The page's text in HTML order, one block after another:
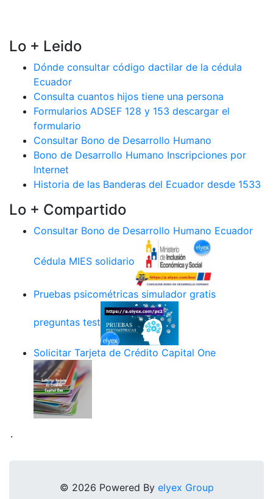
Lo + Leido
Dónde consultar código dactilar de la cédula
Ecuador
Consulta cuantos hijos tiene una persona
Formularios ADSEF 128 y 153 descargar el
formulario
Consultar Bono de Desarrollo Humano
Bono de Desarrollo Humano Inscripciones por
Internet
Historia de las Banderas del Ecuador desde 1533
Lo + Compartido
Consultar Bono de Desarrollo Humano Ecuador
Cédula MIES solidario
Pruebas psicométricas simulador gratis
preguntas test
Solicitar Tarjeta de Crédito Capital One
.
© 2026 Powered By elyex Group